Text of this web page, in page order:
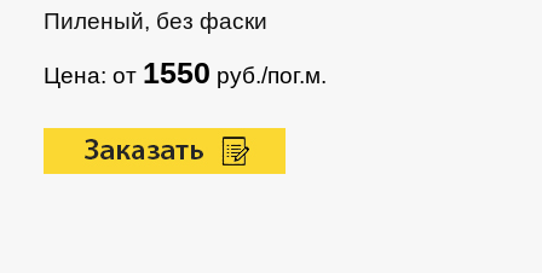
Пиленый, без фаски
Цена: от 1550 руб./пог.м.